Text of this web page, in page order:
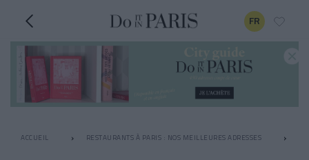
FR
ACCUEIL RESTAURANTS À PARIS : NOS MEILLEURES ADRESSES